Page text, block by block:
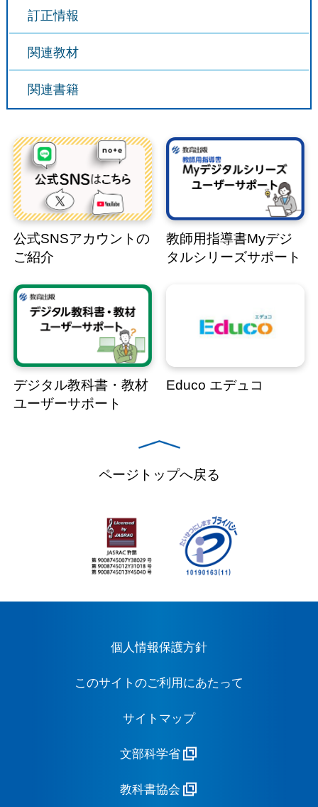
訂正情報
関連教材
関連書籍
公式SNSアカウントの
ご紹介
教師用指導書Myデジ
タルシリーズサポート
デジタル教科書・教材
ユーザーサポート
Educo エデュコ
ページトップへ戻る
個人情報保護方針
このサイトのご利用にあたって
サイトマップ
文部科学省
教科書協会